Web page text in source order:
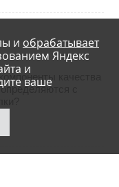
и обрабатывает
Яндекс
и
вашекачества
с